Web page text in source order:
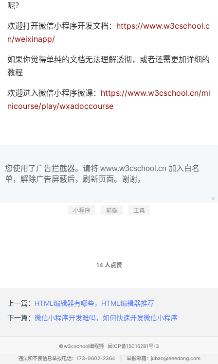
呢？
欢迎打开微信小程序开发文档： https://www.w3cschool.c
n/weixinapp/
如果你觉得单纯的文档无法理解透彻，或者还需更加详细的
教程
欢迎进入微信小程序微课： https://www.w3cschool.cn/mi
nicourse/play/wxadoccourse
您使用了广告拦截器。请将 www.w3cschool.cn 加入白名
单，解除广告屏蔽后，刷新页面。谢谢。
小程序 前端 工具
14 人点赞
上一篇： HTML编辑器有哪些，HTML编辑器推荐
下一篇： 微信小程序开发难吗，如何快速开发微信小程序
©w3cschool编程狮
闽ICP备15016281号-3
违法和不良信息举报电话：173-0602-2364
举报邮箱：jubao@eeedong.com